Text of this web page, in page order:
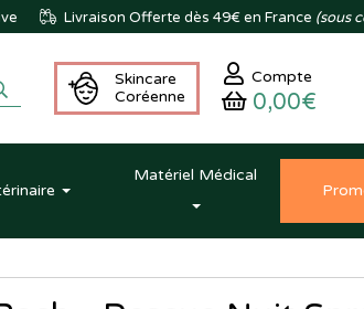
Livraison Offerte dès 49€ en France (sous
Skincare
Coréenne
Compte
0,00€
Matériel Médical